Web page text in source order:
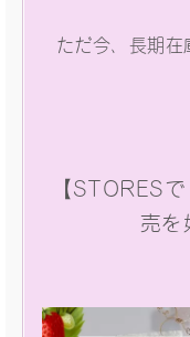
ただ今、長期
【STORES
売を